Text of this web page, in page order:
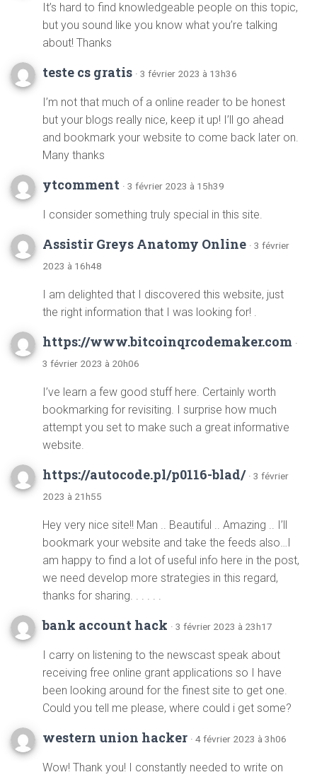
It’s hard to find knowledgeable people on this topic,
but you sound like you know what you’re talking
about! Thanks
teste cs gratis · 3 février 2023 à 13h36
I’m not that much of a online reader to be honest
but your blogs really nice, keep it up! I’ll go ahead
and bookmark your website to come back later on.
Many thanks
ytcomment · 3 février 2023 à 15h39
I consider something truly special in this site.
Assistir Greys Anatomy Online · 3 février
2023 à 16h48
I am delighted that I discovered this website, just
the right information that I was looking for! .
https://www.bitcoinqrcodemaker.com ·
3 février 2023 à 20h06
I’ve learn a few good stuff here. Certainly worth
bookmarking for revisiting. I surprise how much
attempt you set to make such a great informative
website.
https://autocode.pl/p0116-blad/ · 3 février
2023 à 21h55
Hey very nice site!! Man .. Beautiful .. Amazing .. I’ll
bookmark your website and take the feeds also…I
am happy to find a lot of useful info here in the post,
we need develop more strategies in this regard,
thanks for sharing. . . . . .
bank account hack · 3 février 2023 à 23h17
I carry on listening to the newscast speak about
receiving free online grant applications so I have
been looking around for the finest site to get one.
Could you tell me please, where could i get some?
western union hacker · 4 février 2023 à 3h06
Wow! Thank you! I constantly needed to write on